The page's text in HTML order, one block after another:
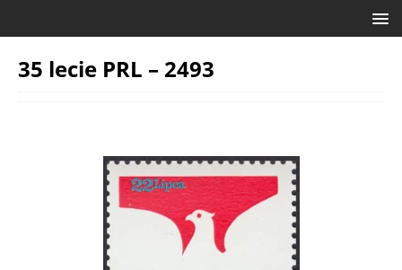
35 lecie PRL – 2493